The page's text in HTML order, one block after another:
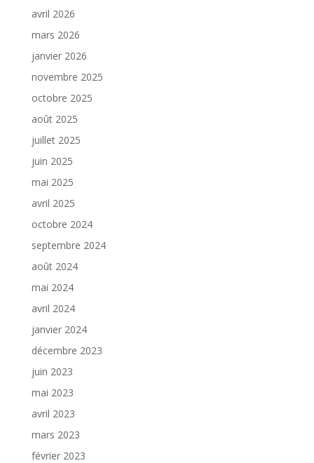
avril 2026
mars 2026
janvier 2026
novembre 2025
octobre 2025
août 2025
juillet 2025
juin 2025
mai 2025
avril 2025
octobre 2024
septembre 2024
août 2024
mai 2024
avril 2024
janvier 2024
décembre 2023
juin 2023
mai 2023
avril 2023
mars 2023
février 2023